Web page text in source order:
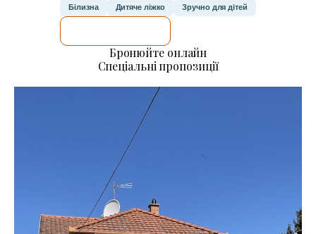
Білизна Дитяче ліжко Зручно для дітей
Бронюйте онлайн
Спеціальні пропозиції